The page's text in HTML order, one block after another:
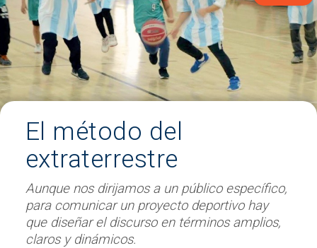
El método del
extraterrestre
Aunque nos dirijamos a un público específico,
para comunicar un proyecto deportivo hay
que diseñar el discurso en términos amplios,
claros y dinámicos.